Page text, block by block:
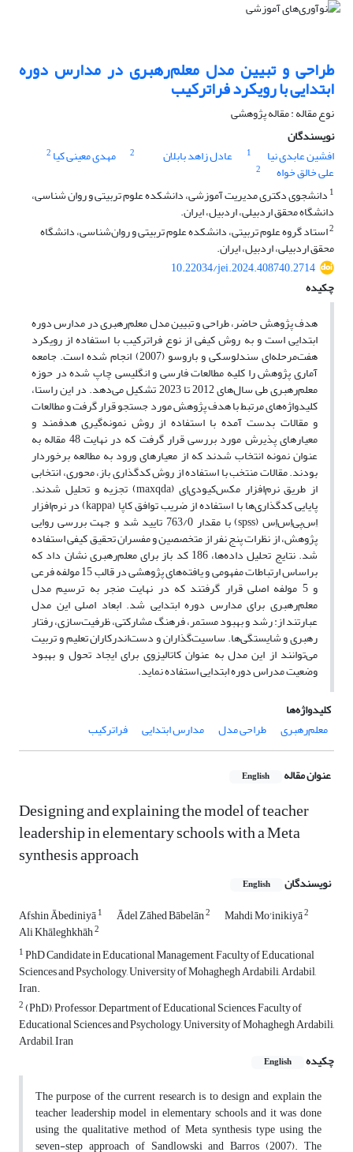
طراحی و تبیین مدل معلم‌رهبری در مدارس دوره
ابتدایی با رویکرد فراترکیب
نوع مقاله : مقاله پژوهشی
نویسندگان
افشین عابدی نیا
1 عادل زاهد بابلان 2 مهدی معینی کیا 2
علی خالق خواه
2
1 دانشجوی دکتری مدیریت آموزشی، دانشکده علوم تربیتی و روان شناسی،
دانشگاه محقق اردبیلی، اردبیل، ایران.
2استاد گروه علوم تربیتی، دانشکده علوم تربیتی و روان‌شناسی، دانشگاه
محقق اردبیلی، اردبیل، ایران.
10.22034/jei.2024.408740.2714
چکیده
هدف پژوهش حاضر، طراحی و تبیین مدل معلم‌رهبری در مدارس دوره
ابتدایی است و به روش کیفی از نوع فراترکیب با استفاده از رویکرد
هفت‌مرحله‌ای سندلوسکی و باروسو (2007) انجام شده است. جامعه
آماری پژوهش را کلیه مطالعات فارسی و انگلیسی چاپ شده در حوزه
معلم‌رهبری طی سال‌های 2012 تا 2023 تشکیل می‌دهد. در این راستا،
کلیدواژه‌های مرتبط با هدف پژوهش مورد جستجو قرار گرفت و مطالعات
و مقالات بدست آمده با استفاده از روش نمونه‌گیری هدفمند و
معیارهای پذیرش مورد برر‌سی قرار گرفت که در نهایت 48 مقاله به
عنوان نمونه انتخاب شدند که از معیارهای ورود به مطالعه برخوردار
بودند. مقالات منتخب با استفاده از روش کدگذاری باز، محوری، انتخابی
از طریق نرم‌افزار مکس‌کیودی‌اِی (maxqda) تجزیه و تحلیل شدند.
پایایی کدگذاری‌ها با استفاده از ضریب توافق کاپا (kappa) در نرم‌افزار
اِس‌پی‌اِس‌اِس (spss) با مقدار 763/0 تایید شد و جهت بررسی روایی
پژوهش، از نظرات پنج نفر از متخصصین و مفسران تحقیق کیفی استفاده
شد. نتایج تحلیل داده‌ها، 186 کد باز برای معلم‌رهبری نشان داد که
براساس ارتباطات مفهومی و یافته‌های پژوهشی در قالب 15 مولفه فرعی
و 5 مولفه اصلی قرار گرفتند که در نهایت منجر به ترسیم مدل
معلم‌رهبری برای مدارس دوره ابتدایی شد. ابعاد اصلی این مدل
عبارتند از: رشد و بهبود مستمر، فرهنگ مشارکتی، ظرفیت‌سازی، رفتار
رهبری و شایستگی‌ها. ساسیت‌گذاران و دست‌اندرکاران تعلیم و تربیت
می‌توانند از این مدل به عنوان کاتالیزوی برای ایجاد تحول و بهبود
وضعیت مدراس دوره ابتدایی استفاده نماید.
کلیدواژه‌ها
معلم‌رهبری
طراحی مدل مدارس ابتدایی فراترکیب
عنوان مقاله English
Designing and explaining the model of teacher
leadership in elementary schools with a Meta
synthesis approach
نویسندگان English
Afshin Ābediniyā1 Ādel Zāhed Bābelān2 Mahdi Mo'inikiyā2
Ali Khāleghkhāh2
1PhD Candidate in Educational Management, Faculty of Educational
Sciences and Psychology, University of Mohaghegh Ardabili, Ardabil,
Iran.
2(PhD), Professor, Department of Educational Sciences, Faculty of
Educational Sciences and Psychology, University of Mohaghegh Ardabili,
Ardabil, Iran
چکیده
English
The purpose of the current research is to design and explain the
teacher leadership model in elementary schools and it was done
using the qualitative method of Meta synthesis type using the
seven-step approach of Sandlowski and Barros (2007). The